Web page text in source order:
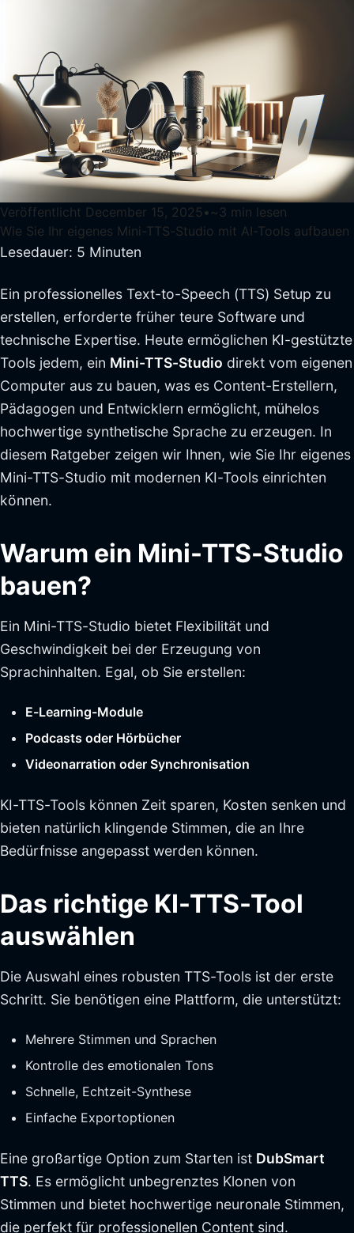
Veröffentlicht December 15, 2025 • ~3 min lesen
Wie Sie Ihr eigenes Mini-TTS-Studio mit AI-Tools aufbauen
Lesedauer: 5 Minuten
Ein professionelles Text-to-Speech (TTS) Setup zu
erstellen, erforderte früher teure Software und
technische Expertise. Heute ermöglichen KI-gestützte
Tools jedem, ein Mini-TTS-Studio direkt vom eigenen
Computer aus zu bauen, was es Content-Erstellern,
Pädagogen und Entwicklern ermöglicht, mühelos
hochwertige synthetische Sprache zu erzeugen. In
diesem Ratgeber zeigen wir Ihnen, wie Sie Ihr eigenes
Mini-TTS-Studio mit modernen KI-Tools einrichten
können.
Warum ein Mini-TTS-Studio
bauen?
Ein Mini-TTS-Studio bietet Flexibilität und
Geschwindigkeit bei der Erzeugung von
Sprachinhalten. Egal, ob Sie erstellen:
E-Learning-Module
Podcasts oder Hörbücher
Videonarration oder Synchronisation
KI-TTS-Tools können Zeit sparen, Kosten senken und
bieten natürlich klingende Stimmen, die an Ihre
Bedürfnisse angepasst werden können.
Das richtige KI-TTS-Tool
auswählen
Die Auswahl eines robusten TTS-Tools ist der erste
Schritt. Sie benötigen eine Plattform, die unterstützt:
Mehrere Stimmen und Sprachen
Kontrolle des emotionalen Tons
Schnelle, Echtzeit-Synthese
Einfache Exportoptionen
Eine großartige Option zum Starten ist DubSmart
TTS. Es ermöglicht unbegrenztes Klonen von
Stimmen und bietet hochwertige neuronale Stimmen,
die perfekt für professionellen Content sind.